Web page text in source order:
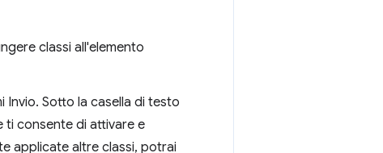
classi all'elemento
Invio. Sotto la casella di testo
ti consente di attivare e
applicate altre classi, potrai